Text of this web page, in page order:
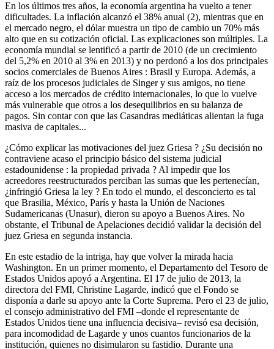
En los últimos tres años, la economía argentina ha vuelto a tener
dificultades. La inflación alcanzó el 38% anual (2), mientras que en
el mercado negro, el dólar muestra un tipo de cambio un 70% más
alto que en su cotización oficial. Las explicaciones son múltiples. La
economía mundial se lentificó a partir de 2010 (de un crecimiento
del 5,2% en 2010 al 3% en 2013) y no perdonó a los dos principales
socios comerciales de Buenos Aires : Brasil y Europa. Además, a
raíz de los procesos judiciales de Singer y sus amigos, no tiene
acceso a los mercados de crédito internacionales, lo que lo vuelve
más vulnerable que otros a los desequilibrios en su balanza de
pagos. Sin contar con que las Casandras mediáticas alientan la fuga
masiva de capitales...
¿Cómo explicar las motivaciones del juez Griesa ? ¿Su decisión no
contraviene acaso el principio básico del sistema judicial
estadounidense : la propiedad privada ? Al impedir que los
acreedores reestructurados perciban las sumas que les pertenecían,
¿infringió Griesa la ley ? En todo el mundo, el desconcierto es tal
que Brasilia, México, París y hasta la Unión de Naciones
Sudamericanas (Unasur), dieron su apoyo a Buenos Aires. No
obstante, el Tribunal de Apelaciones decidió validar la decisión del
juez Griesa en segunda instancia.
En este estadio de la intriga, hay que volver la mirada hacia
Washington. En un primer momento, el Departamento del Tesoro de
Estados Unidos apoyó a Argentina. El 17 de julio de 2013, la
directora del FMI, Christine Lagarde, indicó que el Fondo se
disponía a darle su apoyo ante la Corte Suprema. Pero el 23 de julio,
el consejo administrativo del FMI –donde el representante de
Estados Unidos tiene una influencia decisiva– revisó esa decisión,
para incomodidad de Lagarde y unos cuantos funcionarios de la
institución, quienes no disimularon su fastidio. Durante una